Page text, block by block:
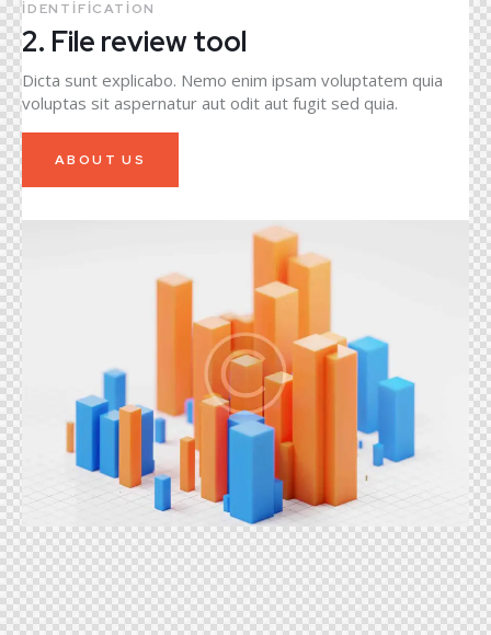
IDENTIFICATION
2. File review tool
Dicta sunt explicabo. Nemo enim ipsam voluptatem quia
voluptas sit aspernatur aut odit aut fugit sed quia.
ABOUT US